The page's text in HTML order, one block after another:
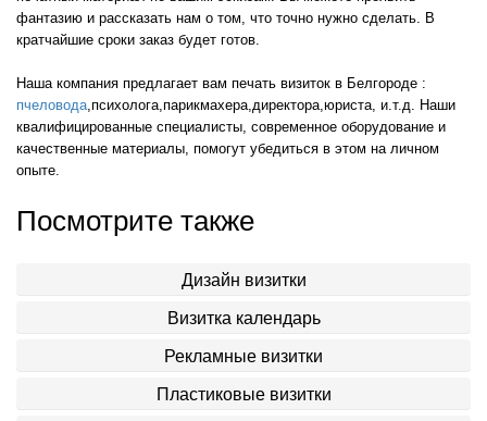
фантазию и рассказать нам о том, что точно нужно сделать. В
кратчайшие сроки заказ будет готов.
Наша компания предлагает вам печать визиток в Белгороде :
пчеловода ,психолога,парикмахера,директора,юриста, и.т.д. Наши
квалифицированные специалисты, современное оборудование и
качественные материалы, помогут убедиться в этом на личном
опыте.
Посмотрите также
Дизайн визитки
Визитка календарь
Рекламные визитки
Пластиковые визитки